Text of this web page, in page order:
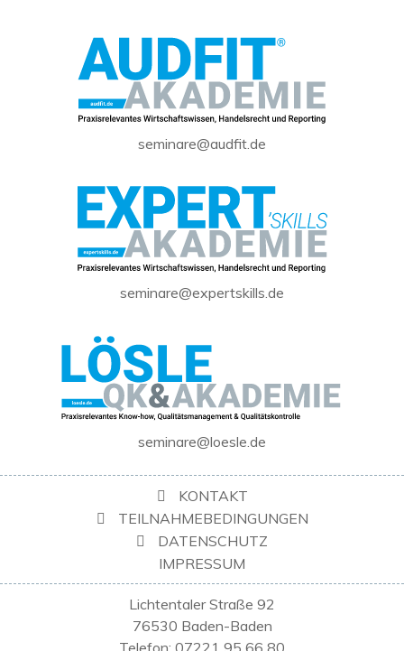
seminare@audfit.de
seminare@expertskills.de
seminare@loesle.de
KONTAKT
TEILNAHMEBEDINGUNGEN
DATENSCHUTZ
IMPRESSUM
Lichtentaler Straße 92
76530 Baden-Baden
Telefon: 07221 95 66 80